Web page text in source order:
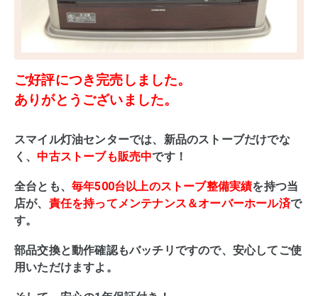
ご好評につき完売しました。
ありがとうございました。
スマイル灯油センターでは、新品のストーブだけでな
く、中古ストーブも販売中です！
全台とも、 毎年500台以上のストーブ整備実績を持つ当
店が、 責任を持ってメンテナンス＆オーバーホール済で
す。
部品交換と動作確認もバッチリですので、安心してご使
用いただけますよ。